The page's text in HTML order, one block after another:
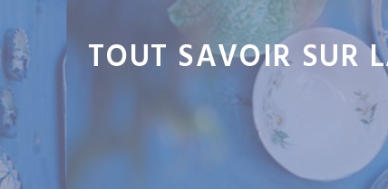
TOUT SAVOIR SUR